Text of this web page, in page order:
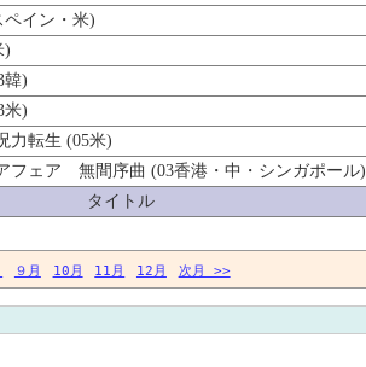
タイトル
ペイン・米)
)
韓)
米)
転生 (05米)
フェア 無間序曲 (03香港・中・シンガポール)
９月 10月 11月 12月 次月 >>